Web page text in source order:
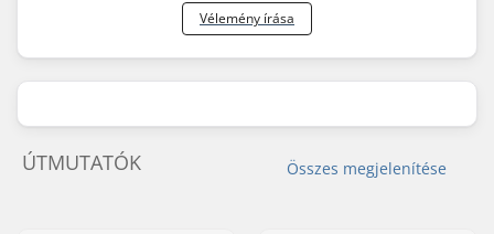
Vélemény írása
Összes megjelenítése
ÚTMUTATÓK